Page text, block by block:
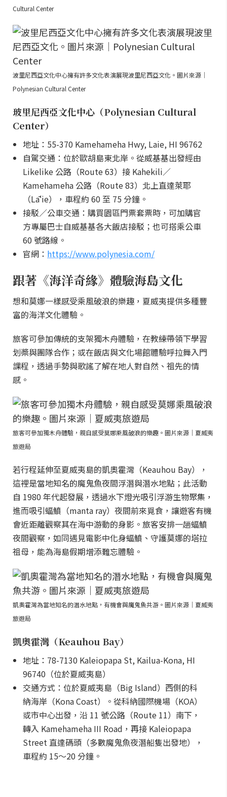
Cultural Center
波里尼西亞文化中心擁有許多文化表演展現波里尼西亞文化。圖片來源｜
Polynesian Cultural Center
玻里尼西亞文化中心（Polynesian Cultural
Center）
地址：55-370 Kamehameha Hwy, Laie, HI 96762
自駕交通：位於歐胡島東北岸。從威基基出發經由
Likelike 公路（Route 63）接 Kahekili／
Kamehameha 公路（Route 83）北上直達萊耶
（Lāʻie），車程約 60 至 75 分鐘。
接駁／公車交通：購買園區門票套票時，可加購官
方專屬巴士自威基基各大飯店接駁；也可搭乘公車
60 號路線。
官網： https://www.polynesia.com/
跟著《海洋奇緣》體驗海島文化
想和莫娜一樣感受乘風破浪的樂趣，夏威夷提供多種豐
富的海洋文化體驗。
旅客可參加傳統的支架獨木舟體驗，在教練帶領下學習
划槳與團隊合作；或在飯店與文化場館體驗呼拉舞入門
課程，透過手勢與歌謠了解在地人對自然、祖先的情
感。
旅客可參加獨木舟體驗，親自感受莫娜乘風破浪的樂趣。圖片來源｜夏威夷
旅遊局
若行程延伸至夏威夷島的凱奧霍灣（Keauhou Bay），
這裡是當地知名的魔鬼魚夜間浮潛與潛水地點；此活動
自 1980 年代起發展，透過水下燈光吸引浮游生物聚集，
進而吸引蝠鱝（manta ray）夜間前來覓食，讓遊客有機
會近距離觀察其在海中游動的身影。旅客安排一趟蝠鱝
夜間觀察，如同遇見電影中化身蝠鱝、守護莫娜的塔拉
祖母，能為海島假期增添難忘體驗。
凱奧霍灣為當地知名的潛水地點，有機會與魔鬼魚共游。圖片來源｜夏威夷
旅遊局
凱奧霍灣（Keauhou Bay）
地址：78-7130 Kaleiopapa St, Kailua-Kona, HI
96740（位於夏威夷島）
交通方式：位於夏威夷島（Big Island）西側的科
納海岸（Kona Coast）。從科納國際機場（KOA）
或市中心出發，沿 11 號公路（Route 11）南下，
轉入 Kamehameha III Road，再接 Kaleiopapa
Street 直達碼頭（多數魔鬼魚夜潛船隻出發地），
車程約 15～20 分鐘。